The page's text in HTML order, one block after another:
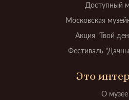
Доступный
Московская
Акция "Твой
Фестиваль
Это
О музее